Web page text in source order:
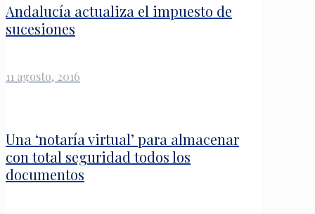
Andalucía actualiza el impuesto de
sucesiones
11 agosto, 2016
Una ‘notaría virtual’ para almacenar
con total seguridad todos los
documentos